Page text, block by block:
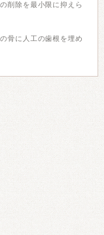
削除を最小限に抑えら
骨に人工の歯根を埋め